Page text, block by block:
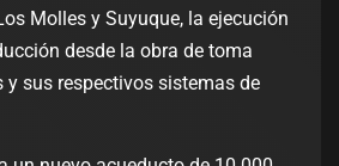
Molles y Suyuque, la ejecución
desde la obra de toma
y sus respectivos sistemas de